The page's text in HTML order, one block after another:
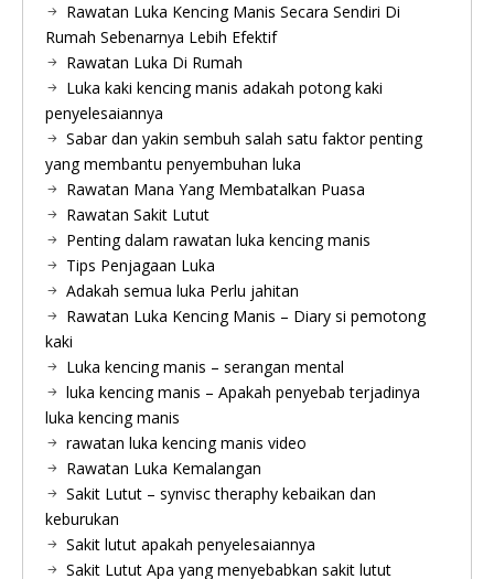
Rawatan Luka Kencing Manis Secara Sendiri Di
Rumah Sebenarnya Lebih Efektif
Rawatan Luka Di Rumah
Luka kaki kencing manis adakah potong kaki
penyelesaiannya
Sabar dan yakin sembuh salah satu faktor penting
yang membantu penyembuhan luka
Rawatan Mana Yang Membatalkan Puasa
Rawatan Sakit Lutut
Penting dalam rawatan luka kencing manis
Tips Penjagaan Luka
Adakah semua luka Perlu jahitan
Rawatan Luka Kencing Manis – Diary si pemotong
kaki
Luka kencing manis – serangan mental
luka kencing manis – Apakah penyebab terjadinya
luka kencing manis
rawatan luka kencing manis video
Rawatan Luka Kemalangan
Sakit Lutut – synvisc theraphy kebaikan dan
keburukan
Sakit lutut apakah penyelesaiannya
Sakit Lutut Apa yang menyebabkan sakit lutut